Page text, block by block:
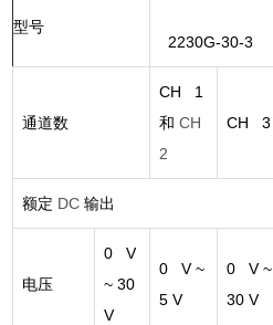
型号
2230G-30-3
通道数
CH 1
和 CH
2
CH 3
额定 DC输出
电压
0 V
~ 30
V
0 V ~
5 V
0 V ~
30 V